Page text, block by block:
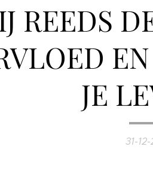
REEDS
JE
31-